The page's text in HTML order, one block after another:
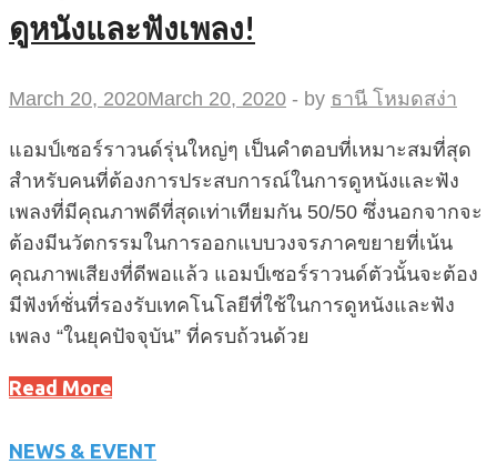
ดูหนังและฟังเพลง!
March 20, 2020March 20, 2020 - by ธานี โหมดสง่า
แอมป์เซอร์ราวนด์รุ่นใหญ่ๆ เป็นคำตอบที่เหมาะสมที่สุด
สำหรับคนที่ต้องการประสบการณ์ในการดูหนังและฟัง
เพลงที่มีคุณภาพดีที่สุดเท่าเทียมกัน 50/50 ซึ่งนอกจากจะ
ต้องมีนวัตกรรมในการออกแบบวงจรภาคขยายที่เน้น
คุณภาพเสียงที่ดีพอแล้ว แอมป์เซอร์ราวนด์ตัวนั้นจะต้อง
มีฟังท์ชั่นที่รองรับเทคโนโลยีที่ใช้ในการดูหนังและฟัง
เพลง “ในยุคปัจจุบัน” ที่ครบถ้วนด้วย
Read More
NEWS & EVENT